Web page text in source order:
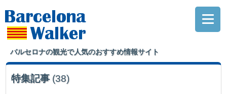
バルセロナの観光で人気のおすすめ情報サイト
特集記事 (38)